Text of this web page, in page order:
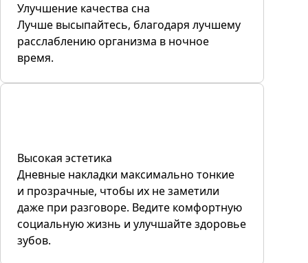
Улучшение качества сна
Лучше высыпайтесь, благодаря лучшему
расслаблению организма в ночное
время.
Высокая эстетика
Дневные накладки максимально тонкие
и прозрачные, чтобы их не заметили
даже при разговоре. Ведите комфортную
социальную жизнь и улучшайте здоровье
зубов.